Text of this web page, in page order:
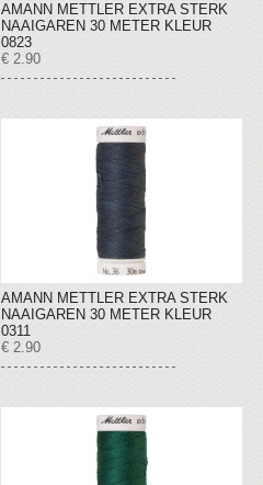
AMANN METTLER EXTRA STERK
NAAIGAREN 30 METER KLEUR
0823
€ 2.90
AMANN METTLER EXTRA STERK
NAAIGAREN 30 METER KLEUR
0311
€ 2.90